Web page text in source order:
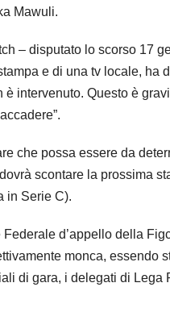
Mawuli.
– disputato lo scorso 17
e di una tv locale, ha
intervenuto. Questo è
che possa essere da
scontare la prossima
in Serie C).
d’appello della
monca, essendo
di gara, i delegati di Lega